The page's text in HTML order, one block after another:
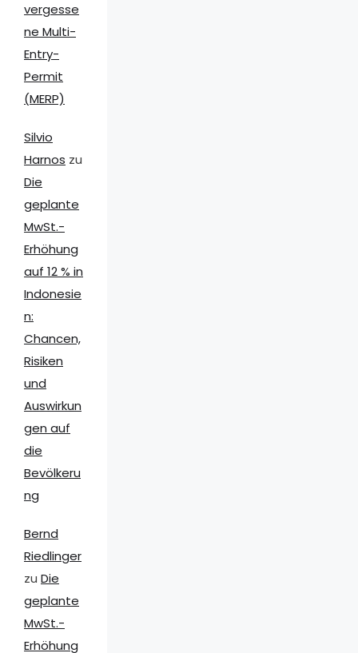
vergesse
ne Multi-
Entry-
Permit
(MERP)
Silvio
Harnos zu
Die
geplante
MwSt.-
Erhöhung
auf 12 % in
Indonesie
n:
Chancen,
Risiken
und
Auswirkun
gen auf
die
Bevölkeru
ng
Bernd
Riedlinger
zu Die
geplante
MwSt.-
Erhöhung